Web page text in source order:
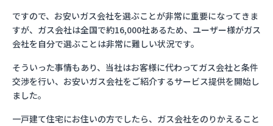
ですので、お安いガス会社を選ぶことが非常に重要になってきま
すが、ガス会社は全国で約16,000社あるため、ユーザー様がガス
会社を自分で選ぶことは非常に難しい状況です。
そういった事情もあり、当社はお客様に代わってガス会社と条件
交渉を行い、お安いガス会社をご紹介するサービス提供を開始し
ました。
一戸建て住宅にお住いの方でしたら、ガス会社をのりかえること